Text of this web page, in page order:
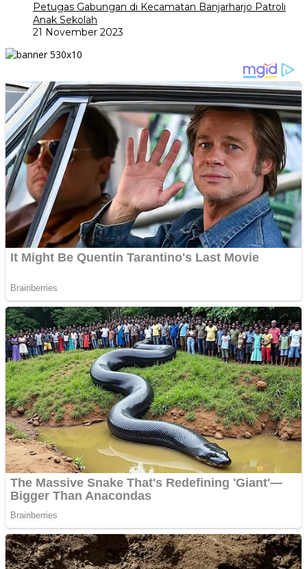
Petugas Gabungan di Kecamatan Banjarharjo Patroli
Anak Sekolah
21 November 2023